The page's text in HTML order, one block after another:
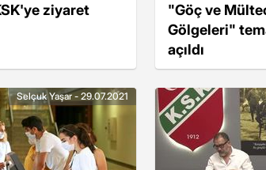
ziyaret
"Göç ve
Gölgeleri"
açıldı
Selçuk Yaşar - 29.07.2021